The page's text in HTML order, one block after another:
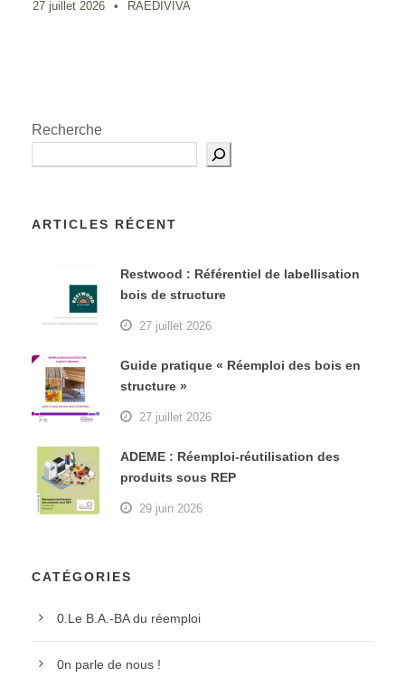
27 juillet 2026 • RAEDIVIVA
Recherche
ARTICLES RÉCENT
Restwood : Référentiel de labellisation
bois de structure
27 juillet 2026
Guide pratique « Réemploi des bois en
structure »
27 juillet 2026
ADEME : Réemploi-réutilisation des
produits sous REP
29 juin 2026
CATÉGORIES
0.Le B.A.-BA du réemploi
0n parle de nous !